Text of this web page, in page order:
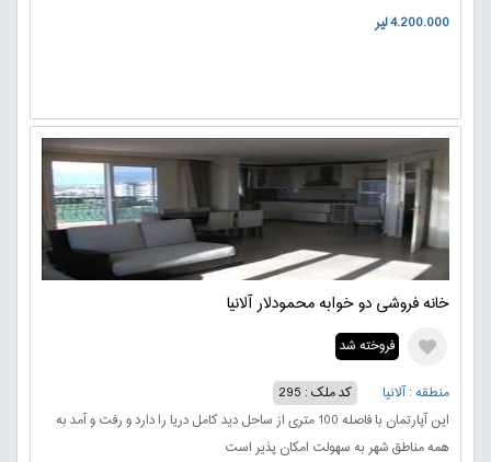
4.200.000 لیر
خانه فروشی دو خوابه محمودلار آلانیا
فروخته شد
منطقه : آلانیا
کد ملک : 295
این آپارتمان با فاصله 100 متری از ساحل دید کامل دریا را دارد و رفت و آمد به
همه مناطق شهر به سهولت امکان پذیر است